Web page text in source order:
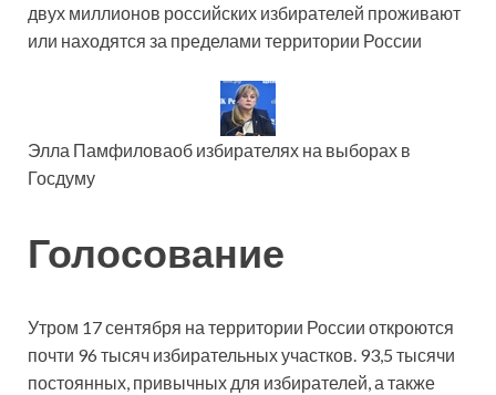
двух миллионов российских избирателей проживают
или находятся за пределами территории России
Элла Памфиловаоб избирателях на выборах в
Госдуму
Голосование
Утром 17 сентября на территории России откроются
почти 96 тысяч избирательных участков. 93,5 тысячи
постоянных, привычных для избирателей, а также